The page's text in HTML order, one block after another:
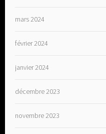
mars 2024
février 2024
janvier 2024
décembre 2023
novembre 2023